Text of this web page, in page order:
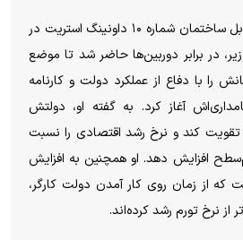
استارمر صبح امروز در مقابل ساختمان شماره ۱۰ داونینگ استریت در
در برابر دوربین‌ها حاضر شد تا موضع
را با دفاع از عملکرد دولت و کارنامه
آغاز کرد. به گفته او، دولتش
را تقویت کند و نرخ رشد اقتصادی را نسبت
افزایش دهد. او همچنین به افزایش
که از زمان روی کار آمدن دولت کارگر،
از نرخ تورم رشد کرده‌اند.